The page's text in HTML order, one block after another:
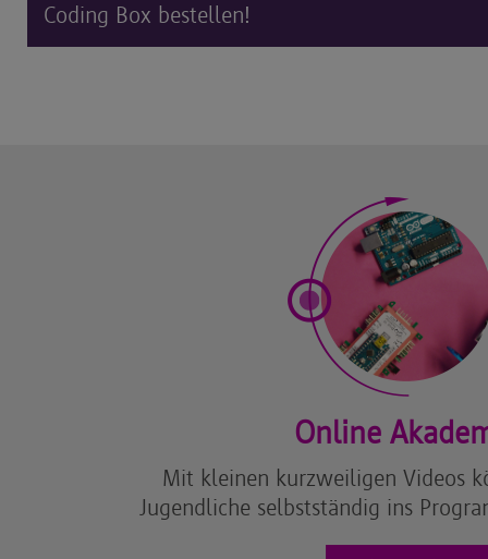
Coding Box bestellen!
Online
Mit kleinen kurzweiligen Videos
Jugendliche selbstständig ins